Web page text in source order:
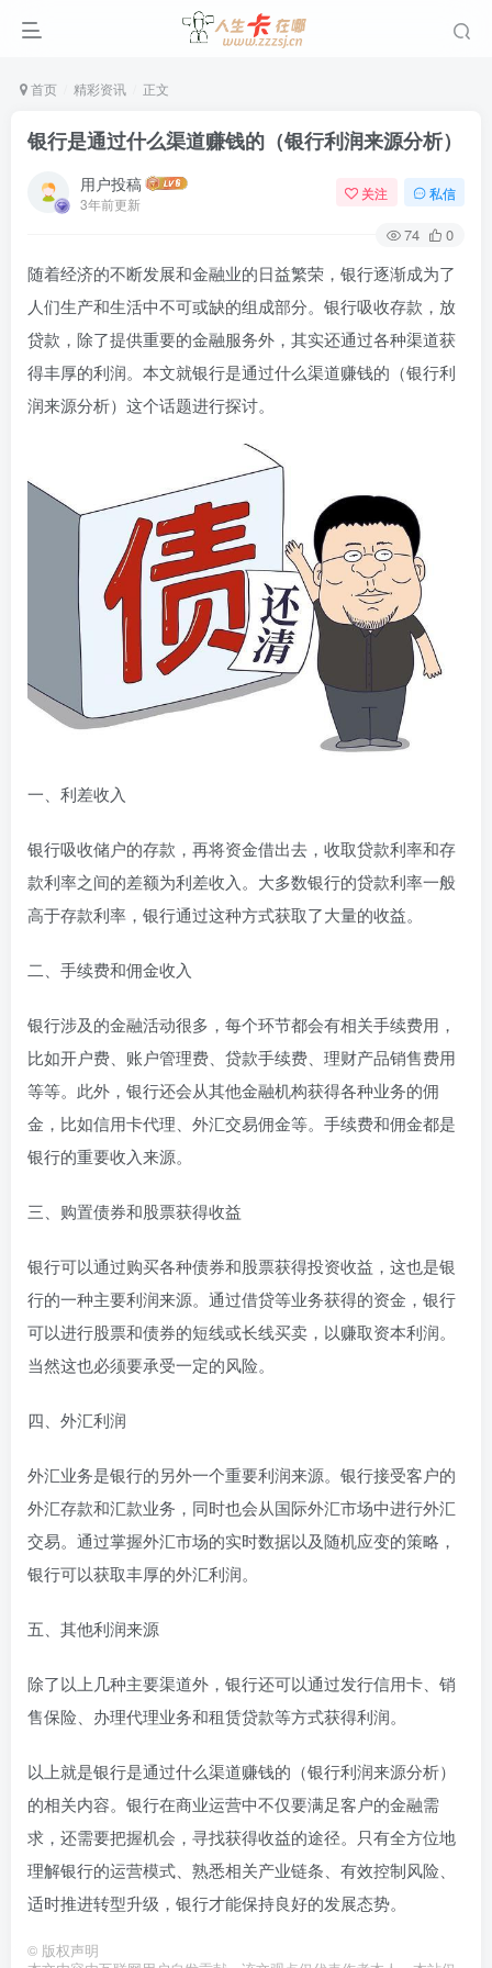
首页 精彩资讯 正文
银行是通过什么渠道赚钱的（银行利润来源分析）
用户投稿
3年前更新
关注 私信
74 0
随着经济的不断发展和金融业的日益繁荣，银行逐渐成为了
人们生产和生活中不可或缺的组成部分。银行吸收存款，放
贷款，除了提供重要的金融服务外，其实还通过各种渠道获
得丰厚的利润。本文就银行是通过什么渠道赚钱的（银行利
润来源分析）这个话题进行探讨。
一、利差收入
银行吸收储户的存款，再将资金借出去，收取贷款利率和存
款利率之间的差额为利差收入。大多数银行的贷款利率一般
高于存款利率，银行通过这种方式获取了大量的收益。
二、手续费和佣金收入
银行涉及的金融活动很多，每个环节都会有相关手续费用，
比如开户费、账户管理费、贷款手续费、理财产品销售费用
等等。此外，银行还会从其他金融机构获得各种业务的佣
金，比如信用卡代理、外汇交易佣金等。手续费和佣金都是
银行的重要收入来源。
三、购置债券和股票获得收益
银行可以通过购买各种债券和股票获得投资收益，这也是银
行的一种主要利润来源。通过借贷等业务获得的资金，银行
可以进行股票和债券的短线或长线买卖，以赚取资本利润。
当然这也必须要承受一定的风险。
四、外汇利润
外汇业务是银行的另外一个重要利润来源。银行接受客户的
外汇存款和汇款业务，同时也会从国际外汇市场中进行外汇
交易。通过掌握外汇市场的实时数据以及随机应变的策略，
银行可以获取丰厚的外汇利润。
五、其他利润来源
除了以上几种主要渠道外，银行还可以通过发行信用卡、销
售保险、办理代理业务和租赁贷款等方式获得利润。
以上就是银行是通过什么渠道赚钱的（银行利润来源分析）
的相关内容。银行在商业运营中不仅要满足客户的金融需
求，还需要把握机会，寻找获得收益的途径。只有全方位地
理解银行的运营模式、熟悉相关产业链条、有效控制风险、
适时推进转型升级，银行才能保持良好的发展态势。
© 版权声明